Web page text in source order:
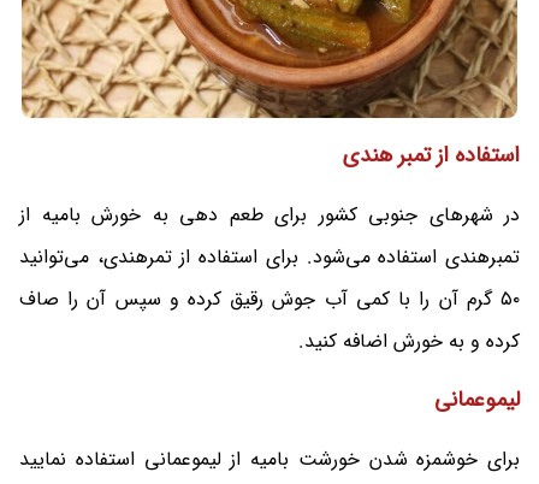
استفاده از تمبر هندی
در شهرهای جنوبی کشور برای طعم دهی به خورش بامیه از
تمبرهندی استفاده می‌شود. برای استفاده از تمرهندی، می‌توانید
۵۰ گرم آن را با کمی آب جوش رقیق کرده و سپس آن را صاف
کرده و به خورش اضافه کنید.
لیموعمانی
برای خوشمزه شدن خورشت بامیه از لیموعمانی استفاده نمایید